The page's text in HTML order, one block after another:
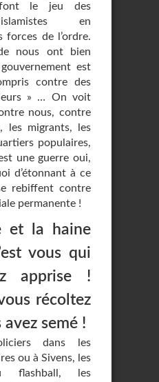
le jeu des
en
forces de l’ordre.
nous ont bien
est
contre des
» … On voit
nous, contre
les migrants, les
populaires,
une guerre oui,
d’étonnant à ce
rebiffent contre
permanente !
et la haine
vous qui
apprise !
récoltez
avez semé !
dans les
ou à Sivens, les
flashball, les